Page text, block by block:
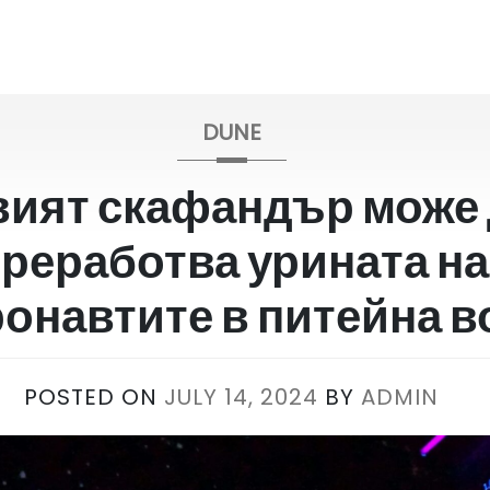
DUNE
скафандър може
урината на
в питейна
POSTED ON JULY 14, 2024 BY ADMIN